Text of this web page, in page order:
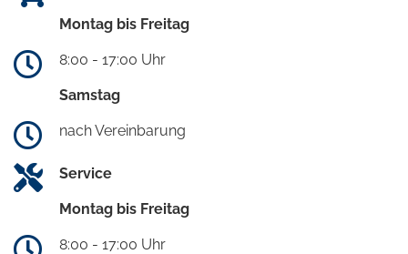
Montag bis Freitag
8:00 - 17:00 Uhr
Samstag
nach Vereinbarung
Service
Montag bis Freitag
8:00 - 17:00 Uhr